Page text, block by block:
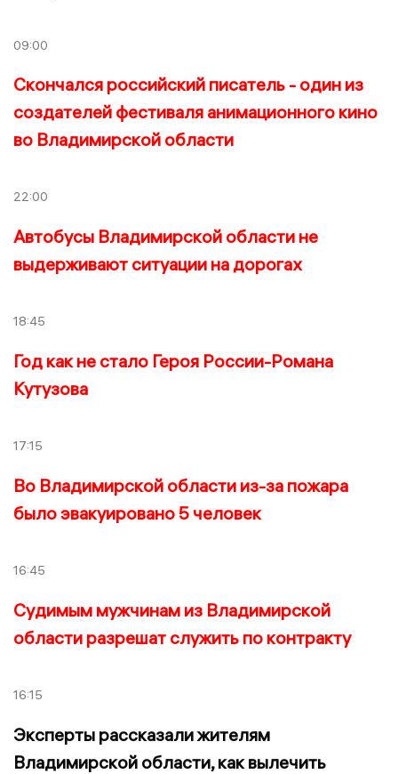
09:00
Скончался российский писатель - один из
создателей фестиваля анимационного кино
во Владимирской области
22:00
Автобусы Владимирской области не
выдерживают ситуации на дорогах
18:45
Год как не стало Героя России-Романа
Кутузова
17:15
Во Владимирской области из-за пожара
было эвакуировано 5 человек
16:45
Судимым мужчинам из Владимирской
области разрешат служить по контракту
16:15
Эксперты рассказали жителям
Владимирской области, как вылечить